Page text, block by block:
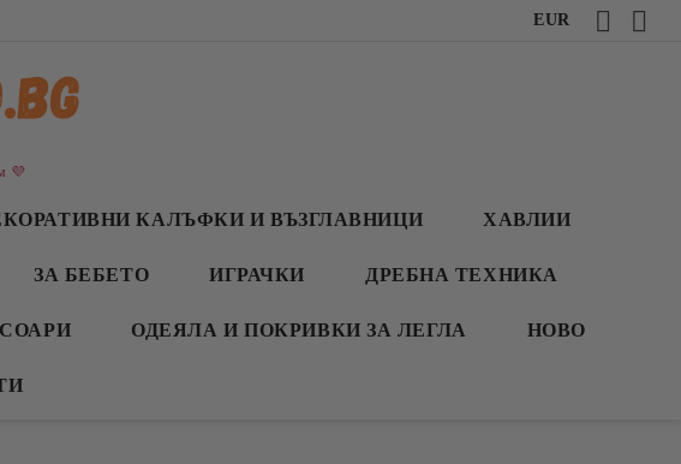
EUR
💜
КАЛЪФКИ И ВЪЗГЛАВНИЦИ ХАВЛИИ
ЗА БЕБЕТО ИГРАЧКИ ДРЕБНА ТЕХНИКА
ОДЕЯЛА И ПОКРИВКИ ЗА ЛЕГЛА НОВО